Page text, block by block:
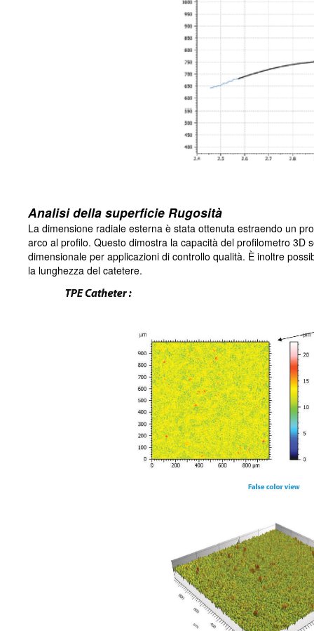
Analisi della superficie Rugosità
La dimensione radiale esterna è stata ottenuta estraendo un
arco al profilo. Questo dimostra la capacità del profilometro 3D
dimensionale per applicazioni di controllo qualità. È inoltre
la lunghezza del catetere.